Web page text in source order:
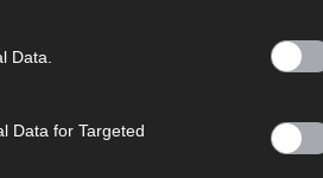
Data.
Data for Targeted